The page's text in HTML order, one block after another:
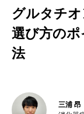
グルタチオ
選び方の
法
三浦 昂